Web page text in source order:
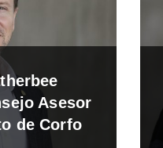
Asesor
de Corfo